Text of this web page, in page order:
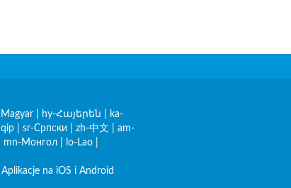
hy-Հայերեն
ka-
sr-Српски zh-中文
am-
mn-Монгол lo-Lao
Aplikacje na iOS i Android